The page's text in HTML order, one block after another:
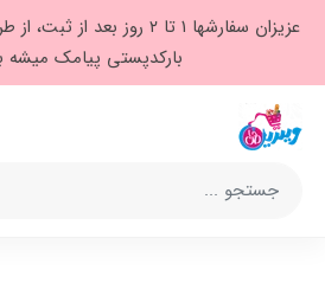
عزیزان سفارشها ۱ تا ۲ روز
بارکدپستی پیامک میشه